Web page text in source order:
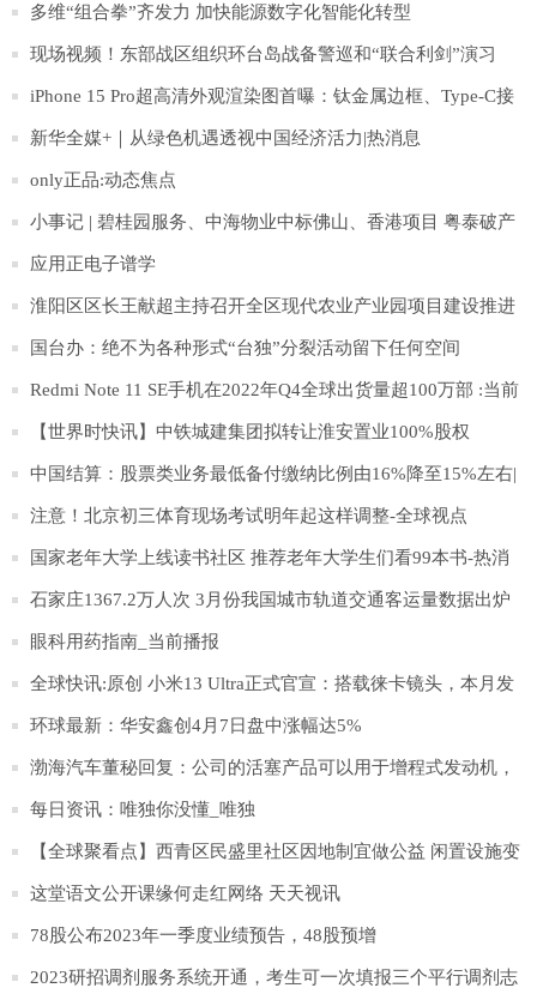
报
多维“组合拳”齐发力 加快能源数字化智能化转型
现场视频！东部战区组织环台岛战备警巡和“联合利剑”演习
iPhone 15 Pro超高清外观渲染图首曝：钛金属边框、Type-C接
口
新华全媒+｜从绿色机遇透视中国经济活力|热消息
only正品:动态焦点
小事记 | 碧桂园服务、中海物业中标佛山、香港项目 粤泰破产
清算案通过
应用正电子谱学
淮阳区区长王献超主持召开全区现代农业产业园项目建设推进
会
国台办：绝不为各种形式“台独”分裂活动留下任何空间
Redmi Note 11 SE手机在2022年Q4全球出货量超100万部 :当前
观点
【世界时快讯】中铁城建集团拟转让淮安置业100%股权
中国结算：股票类业务最低备付缴纳比例由16%降至15%左右|
滚动
注意！北京初三体育现场考试明年起这样调整-全球视点
国家老年大学上线读书社区 推荐老年大学生们看99本书-热消
息
石家庄1367.2万人次 3月份我国城市轨道交通客运量数据出炉
环球精选
眼科用药指南_当前播报
全球快讯:原创 小米13 Ultra正式官宣：搭载徕卡镜头，本月发
布
环球最新：华安鑫创4月7日盘中涨幅达5%
渤海汽车董秘回复：公司的活塞产品可以用于增程式发动机，
目前参与塞力斯问界M5、M7增程式发动机的配套:世界速看
每日资讯：唯独你没懂_唯独
【全球聚看点】西青区民盛里社区因地制宜做公益 闲置设施变
身“爱心置换亭”
这堂语文公开课缘何走红网络 天天视讯
78股公布2023年一季度业绩预告，48股预增
2023研招调剂服务系统开通，考生可一次填报三个平行调剂志